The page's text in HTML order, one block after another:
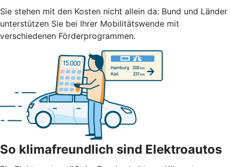
Sie stehen mit den Kosten nicht allein da: Bund und Länder
unterstützen Sie bei Ihrer Mobilitätswende mit
verschiedenen Förderprogrammen.
So klimafreundlich sind Elektroautos